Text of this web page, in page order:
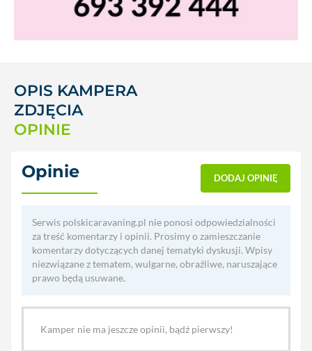
OPIS KAMPERA
ZDJĘCIA
OPINIE
Opinie DODAJ OPINIĘ
Serwis polskicaravaning.pl nie ponosi odpowiedzialności
za treść komentarzy i opinii. Prosimy o zamieszczanie
komentarzy dotyczących danej tematyki dyskusji. Wpisy
niezwiązane z tematem, wulgarne, obraźliwe, naruszające
prawo będą usuwane.
Kamper nie ma jeszcze opinii, bądź pierwszy!